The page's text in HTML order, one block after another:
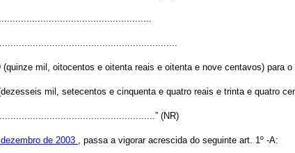
(quinze mil, oitocentos e oitenta reais e oitenta e nove centavos) para
mil, setecentos e cinquenta e quatro reais e trinta e quatro
(NR)
de 2003 , passa a vigorar acrescida do seguinte art. 1º -A: